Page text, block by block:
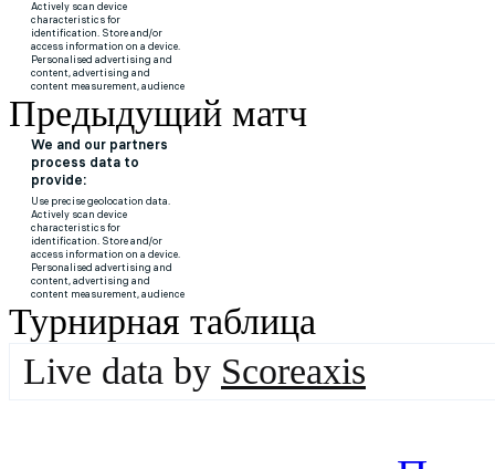
Предыдущий матч
Турнирная таблица
Live data by Scoreaxis